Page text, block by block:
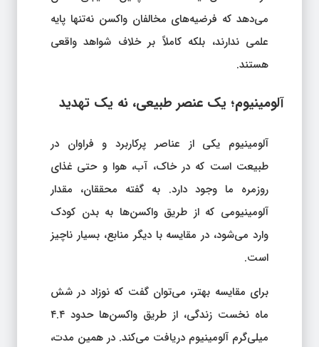
می‌دهد که فرضیه‌های مخالفان واکسن نه‌تنها پایه
علمی ندارند، بلکه کاملاً بر خلاف شواهد واقعی
هستند.
آلومینیوم؛ یک عنصر طبیعی، نه یک تهدید
آلومینیوم یکی از عناصر پرکاربرد و فراوان در
طبیعت است که در خاک، آب، هوا و حتی غذای
روزمره ما وجود دارد. به گفته محققان، مقدار
آلومینیومی که از طریق واکسن‌ها به بدن کودک
وارد می‌شود، در مقایسه با دیگر منابع، بسیار ناچیز
است.
برای مقایسه بهتر، می‌توان گفت که نوزاد در شش
ماه نخست زندگی، از طریق واکسن‌ها حدود ۴.۴
میلی‌گرم آلومینیوم دریافت می‌کند. در همین مدت،